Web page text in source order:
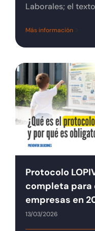
Laborales; el texto
Más información
Protocolo
completa
empresas en
13/03/2026